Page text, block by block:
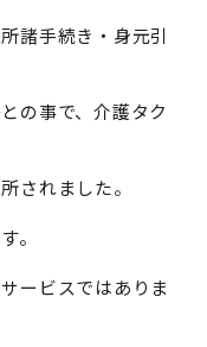
諸手続き・身元引
の事で、介護タク
されました。
。
ービスではありま